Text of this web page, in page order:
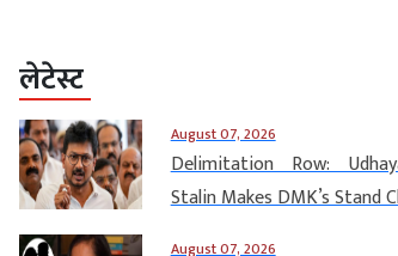
लेटेस्ट
August 07, 2026
Delimitation Row:
Stalin Makes DMK’s Stand
August 07, 2026